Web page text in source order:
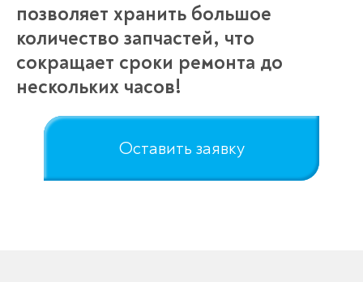
позволяет хранить большое
количество запчастей, что
сокращает сроки ремонта до
нескольких часов!
Оставить заявку